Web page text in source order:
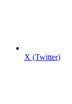
X (Twitter)